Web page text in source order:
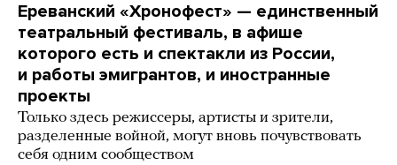
Ереванский «Хронофест» — единственный
театральный фестиваль, в афише
которого есть и спектакли из России,
и работы эмигрантов, и иностранные
проекты
Только здесь режиссеры, артисты и зрители,
разделенные войной, могут вновь почувствовать
себя одним сообществом